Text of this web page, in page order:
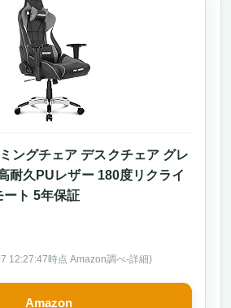
ングチェア デスクチェア グレ
耐久PUレザー 180度リクライ
ート 5年保証
12:27:47時点 Amazon調べ-詳細)
Amazon